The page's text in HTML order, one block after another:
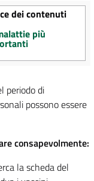
dei contenuti
più
periodo di
possono essere
consapevolmente:
la scheda del